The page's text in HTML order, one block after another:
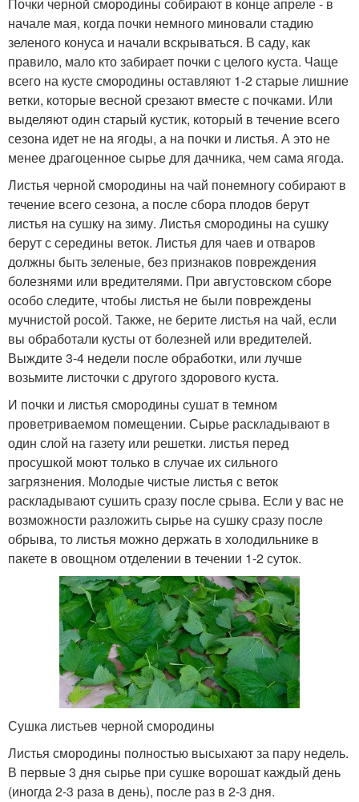
начале мая, когда почки немного миновали стадию
зеленого конуса и начали вскрываться. В саду, как
правило, мало кто забирает почки с целого куста. Чаще
всего на кусте смородины оставляют 1-2 старые лишние
ветки, которые весной срезают вместе с почками. Или
выделяют один старый кустик, который в течение всего
сезона идет не на ягоды, а на почки и листья. А это не
менее драгоценное сырье для дачника, чем сама ягода.
Листья черной смородины на чай понемногу собирают в
течение всего сезона, а после сбора плодов берут
листья на сушку на зиму. Листья смородины на сушку
берут с середины веток. Листья для чаев и отваров
должны быть зеленые, без признаков повреждения
болезнями или вредителями. При августовском сборе
особо следите, чтобы листья не были повреждены
мучнистой росой. Также, не берите листья на чай, если
вы обработали кусты от болезней или вредителей.
Выждите 3-4 недели после обработки, или лучше
возьмите листочки с другого здорового куста.
И почки и листья смородины сушат в темном
проветриваемом помещении. Сырье раскладывают в
один слой на газету или решетки. листья перед
просушкой моют только в случае их сильного
загрязнения. Молодые чистые листья с веток
раскладывают сушить сразу после срыва. Если у вас не
возможности разложить сырье на сушку сразу после
обрыва, то листья можно держать в холодильнике в
пакете в овощном отделении в течении 1-2 суток.
Сушка листьев черной смородины
Листья смородины полностью высыхают за пару недель.
В первые 3 дня сырье при сушке ворошат каждый день
(иногда 2-3 раза в день), после раз в 2-3 дня.